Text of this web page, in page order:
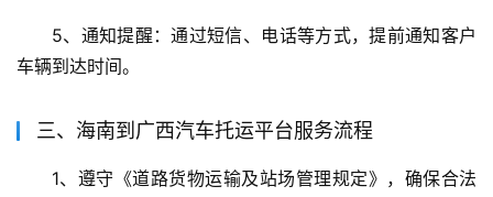
5、通知提醒：通过短信、电话等方式，提前通知客户
车辆到达时间。
三、海南到广西汽车托运平台服务流程
1、遵守《道路货物运输及站场管理规定》，确保合法